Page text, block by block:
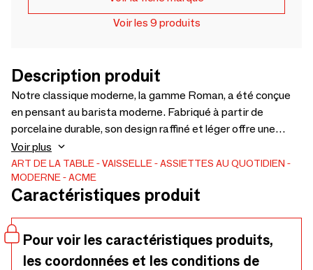
Voir les 9 produits
Description produit
Notre classique moderne, la gamme Roman, a été conçue
en pensant au barista moderne. Fabriqué à partir de
porcelaine durable, son design raffiné et léger offre une
sensation élégante et haut de gamme, idéale pour les
cafés de spécialité. La collection comprend désormais des
assiettes et des bols, offrant encore plus de polyvalence et
d'options pour dresser l'ensemble de la table.
Voir plus
ART DE LA TABLE VAISSELLE
ASSIETTES AU QUOTIDIEN
MODERNE
ACME
Caractéristiques produit
Pour voir les caractéristiques produits,
les coordonnées et les conditions de